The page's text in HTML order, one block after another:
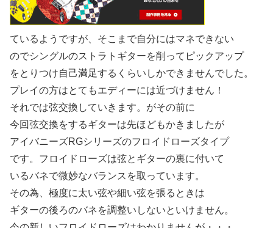
ているようですが、そこまで自分にはマネできない
のでシングルのストラトギターを削ってピックアップ
をとりつけ自己満足するくらいしかできませんでした。
プレイの方はとてもエディーには近づけません！
それでは弦交換していきます。がその前に
今回弦交換をするギターは先ほどもかきましたが
アイバニーズRGシリーズのフロイドローズタイプ
です。フロイドローズは弦とギターの裏に付いて
いるバネで微妙なバランスを取っています。
その為、極度に太い弦や細い弦を張るときは
ギターの後ろのバネを調整いしないといけません。